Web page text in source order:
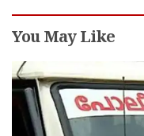
You May Like